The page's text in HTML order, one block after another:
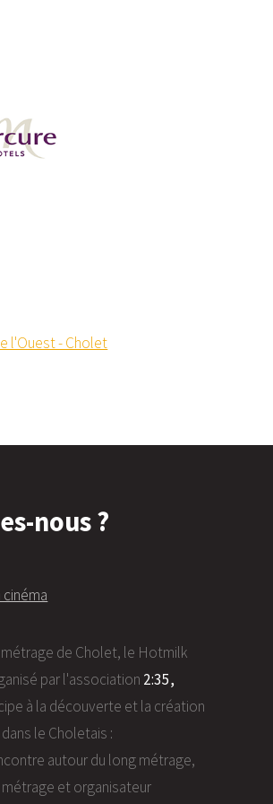
nous ?
de Cholet, le Hotmilk
par l'association 2:35,
à la découverte et la création
le Choletais :
autour du long métrage,
et organisateur